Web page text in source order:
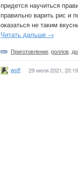
придется научиться
правильно варить рис и
оказаться не таким
Читать дальше →
Приготовление роллов
woff 29 июля 2021, 20:19